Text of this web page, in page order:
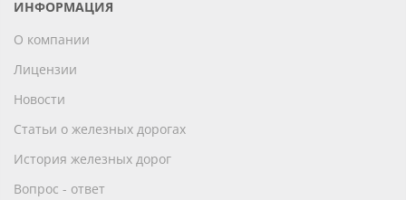
ИНФОРМАЦИЯ
О компании
Лицензии
Новости
Статьи о железных дорогах
История железных дорог
Вопрос - ответ